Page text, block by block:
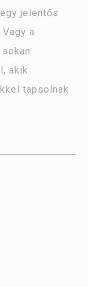
jelentős
a
akik
tapsolnak